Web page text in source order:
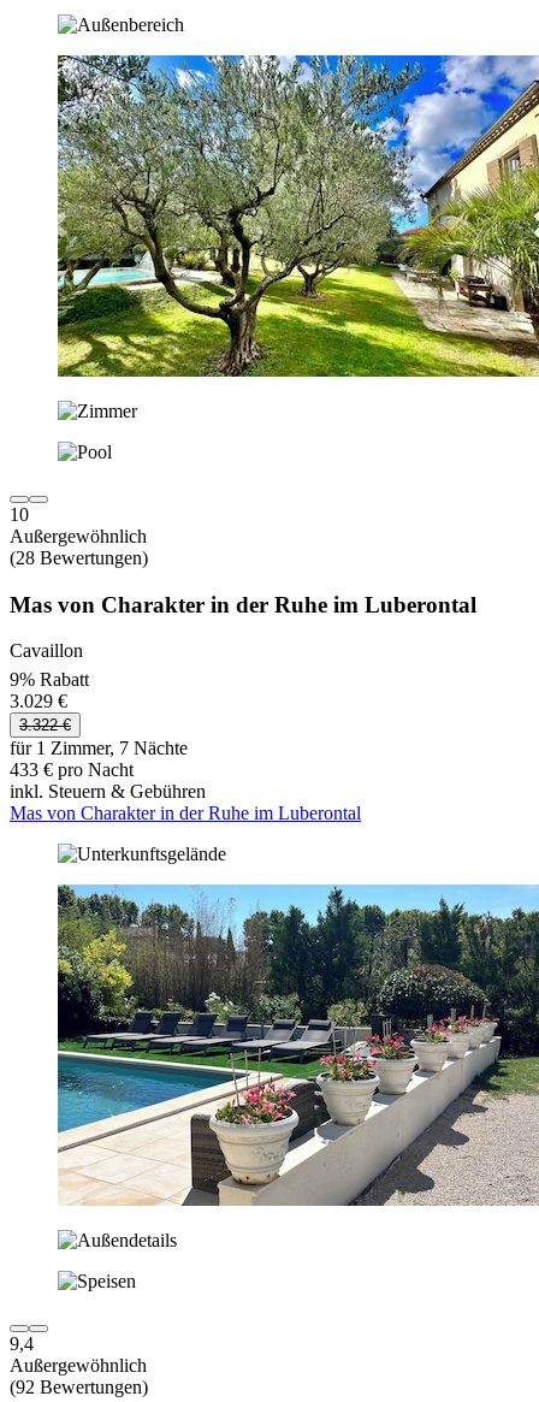
10
Außergewöhnlich
(28 Bewertungen)
Mas von Charakter in der Ruhe im Luberontal
Cavaillon
9% Rabatt
3.029 €
3.322 €
für 1 Zimmer, 7 Nächte
433 € pro Nacht
inkl. Steuern & Gebühren
Mas von Charakter in der Ruhe im Luberontal
9,4
Außergewöhnlich
(92 Bewertungen)